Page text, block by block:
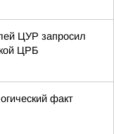
ЦУР запросил
ЦРБ
факт